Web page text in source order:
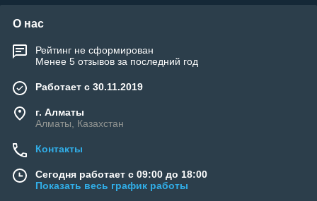
О нас
Рейтинг не сформирован
Менее 5 отзывов за последний год
Работает с 30.11.2019
г. Алматы
Алматы, Казахстан
Контакты
Сегодня работает с 09:00 до 18:00
Показать весь график работы